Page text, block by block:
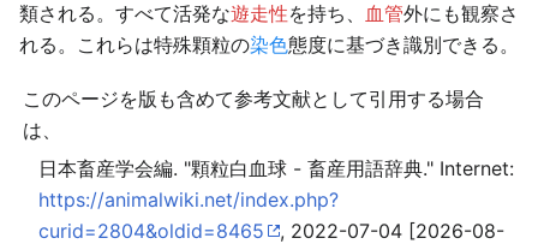
類される。すべて活発な遊走性を持ち、 血管外にも観察さ
れる。これらは特殊顆粒の染色態度に基づき識別できる。
このページを版も含めて参考文献として引用する場合
は、
日本畜産学会編. "顆粒白血球 - 畜産用語辞典." Internet:
https://animalwiki.net/index.php?
curid=2804&oldid=8465
, 2022-07-04 [2026-08-